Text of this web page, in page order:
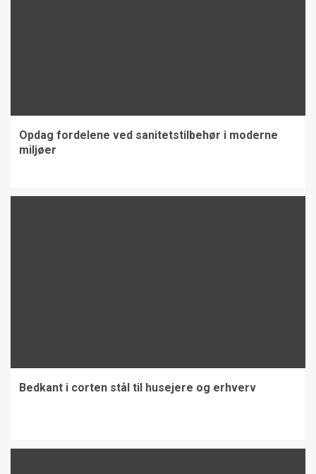
Opdag fordelene ved sanitetstilbehør i moderne
miljøer
Bedkant i corten stål til husejere og erhverv